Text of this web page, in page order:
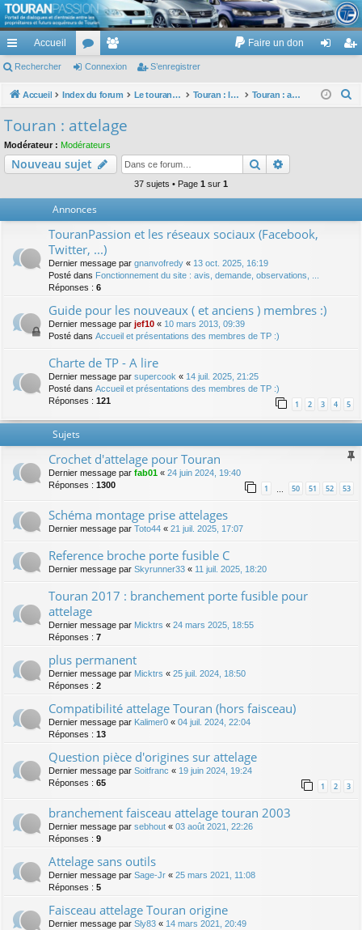
TouranPassion
Le forum des propriétaires ou futurs acquéreurs du Volkswagen Touran
cc
ès
pi
de
Accueil
or
u
e
m
Faire un don
ne nr
Rechercher Connexion S’enregistrer
Accueil Index du forum Le touran dans ses versions I (V1 V2 V3) et II ... Touran : les équipements électriques et électroniques Touran : attelage
c
Touran : attelage
Modérateur : Modérateurs
Nouveau sujet Rechercher
37 sujets • Page 1 sur 1
Annonces
TouranPassion et les réseaux sociaux (Facebook,
Twitter, ...)
Dernier message par gnanvofredy « 13 oct. 2025, 16:19
Posté dans Fonctionnement du site : avis, demande, observations, ...
Réponses : 6
Guide pour les nouveaux ( et anciens ) membres :)
Dernier message par jef10 « 10 mars 2013, 09:39
Posté dans Accueil et présentations des membres de TP :)
Charte de TP - A lire
Dernier message par supercook « 14 juil. 2025, 21:25
Posté dans Accueil et présentations des membres de TP :)
Réponses : 121 1 2 3 4 5
Sujets
Crochet d'attelage pour Touran
Dernier message par fab01 « 24 juin 2024, 19:40
Réponses : 1300 1 … 50 51 52 53
Schéma montage prise attelages
Dernier message par Toto44 « 21 juil. 2025, 17:07
Reference broche porte fusible C
Dernier message par Skyrunner33 « 11 juil. 2025, 18:20
Touran 2017 : branchement porte fusible pour
attelage
Dernier message par Micktrs « 24 mars 2025, 18:55
Réponses : 7
plus permanent
Dernier message par Micktrs « 25 juil. 2024, 18:50
Réponses : 2
Compatibilité attelage Touran (hors faisceau)
Dernier message par Kalimer0 « 04 juil. 2024, 22:04
Réponses : 13
Question pièce d'origines sur attelage
Dernier message par Soitfranc « 19 juin 2024, 19:24
Réponses : 65 1 2 3
branchement faisceau attelage touran 2003
Dernier message par sebhout « 03 août 2021, 22:26
Réponses : 9
Attelage sans outils
Dernier message par Sage-Jr « 25 mars 2021, 11:08
Réponses : 5
Faisceau attelage Touran origine
Dernier message par Sly83 « 14 mars 2021, 20:49